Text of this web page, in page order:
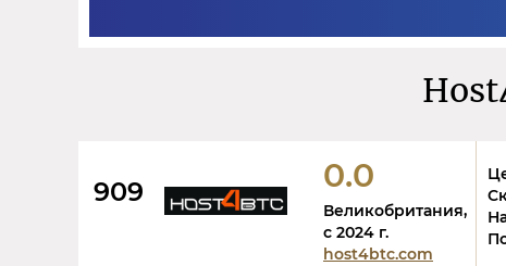
909 0.0
Великобритания,
c 2024 г.
host4btc.com